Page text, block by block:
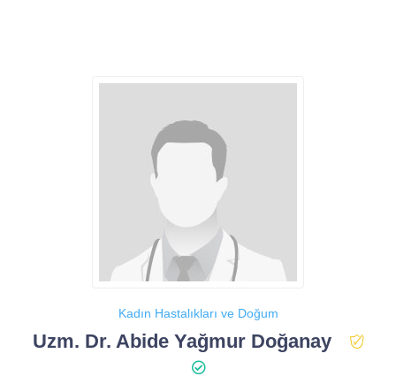
Kadın Hastalıkları ve Doğum
Uzm. Dr. Abide Yağmur Doğanay